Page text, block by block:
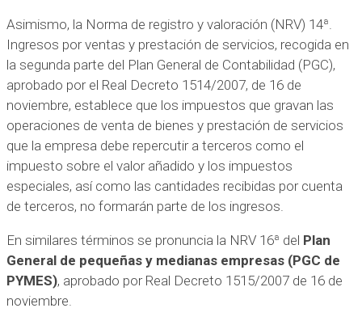
Asimismo, la Norma de registro y valoración (NRV) 14ª.
Ingresos por ventas y prestación de servicios, recogida en
la segunda parte del Plan General de Contabilidad (PGC),
aprobado por el Real Decreto 1514/2007, de 16 de
noviembre, establece que los impuestos que gravan las
operaciones de venta de bienes y prestación de servicios
que la empresa debe repercutir a terceros como el
impuesto sobre el valor añadido y los impuestos
especiales, así como las cantidades recibidas por cuenta
de terceros, no formarán parte de los ingresos.
En similares términos se pronuncia la NRV 16ª del Plan
General de pequeñas y medianas empresas (PGC de
PYMES), aprobado por Real Decreto 1515/2007 de 16 de
noviembre.